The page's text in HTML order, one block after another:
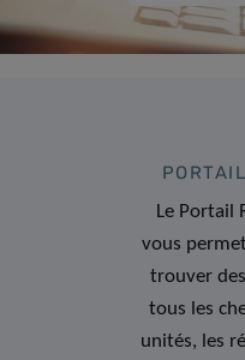
Le Portail
vous
trouver
tous les
unités, les